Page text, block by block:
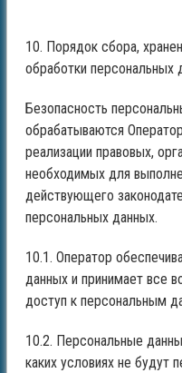
10. Порядок сбора,
обработки персональных
Безопасность
обрабатываются
реализации правовых,
необходимых для
действующего
персональных данных.
10.1. Оператор
данных и принимает все
доступ к персональным
10.2. Персональные
каких условиях не будут